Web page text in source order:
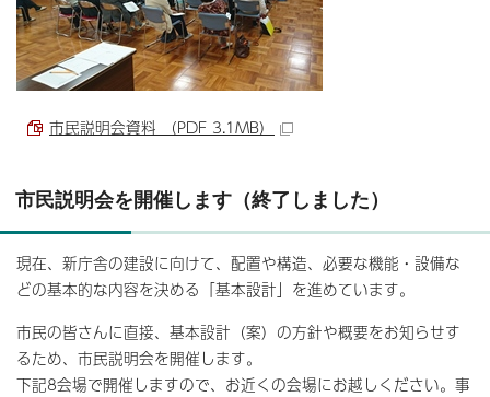
市民説明会資料 （PDF 3.1MB）
市民説明会を開催します（終了しました）
現在、新庁舎の建設に向けて、配置や構造、必要な機能・設備な
どの基本的な内容を決める「基本設計」を進めています。
市民の皆さんに直接、基本設計（案）の方針や概要をお知らせす
るため、市民説明会を開催します。
下記8会場で開催しますので、お近くの会場にお越しください。事